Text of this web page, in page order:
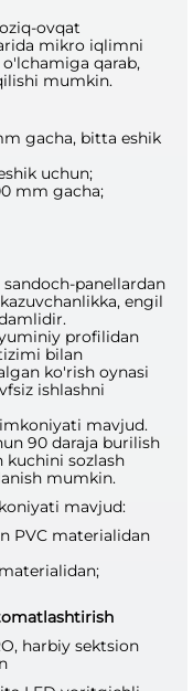
ovqat
mikro iqlimni
qarab,
mumkin.
gacha, bitta eshik
uchun;
mm gacha;
panellardan
engil
profilidan
bilan
ko'rish oynasi
ishlashni
mavjud.
90 daraja burilish
sozlash
mumkin.
mavjud:
PVC materialidan
harbiy sektsion